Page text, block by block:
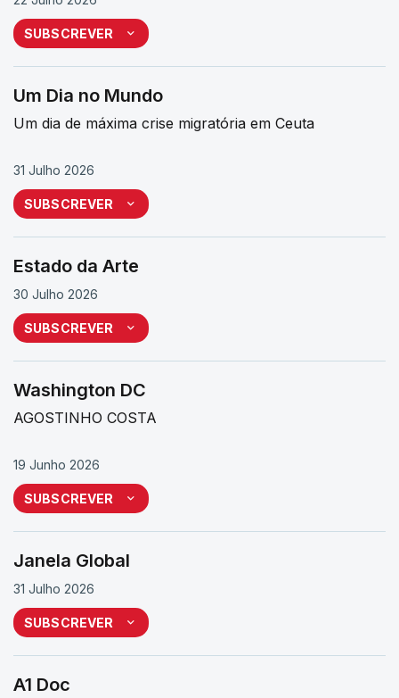
SUBSCREVER
Um Dia no Mundo
Um dia de máxima crise migratória em Ceuta
31 Julho 2026
SUBSCREVER
Estado da Arte
30 Julho 2026
SUBSCREVER
Washington DC
AGOSTINHO COSTA
19 Junho 2026
SUBSCREVER
Janela Global
31 Julho 2026
SUBSCREVER
A1 Doc